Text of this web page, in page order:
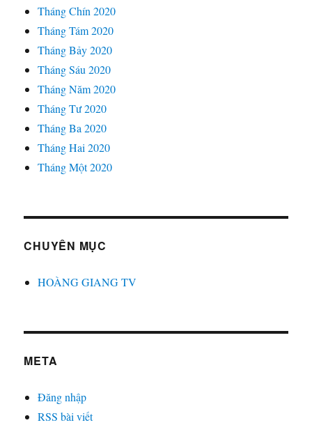
Tháng Chín 2020
Tháng Tám 2020
Tháng Bảy 2020
Tháng Sáu 2020
Tháng Năm 2020
Tháng Tư 2020
Tháng Ba 2020
Tháng Hai 2020
Tháng Một 2020
CHUYÊN MỤC
HOÀNG GIANG TV
META
Đăng nhập
RSS bài viết